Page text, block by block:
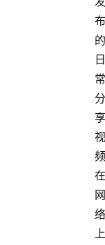
布
的
日
常
分
享
视
频
在
网
络
上